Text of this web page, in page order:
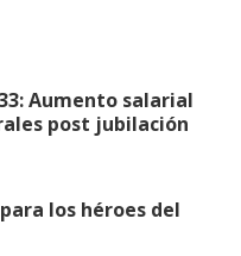
Aumento salarial
post jubilación
los héroes del